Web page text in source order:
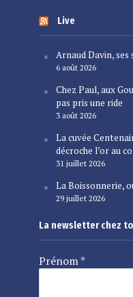
Live
Arnaud Davin, ses
6 août 2026
Chez Paul, aux
pas pris une ride
3 août 2026
La cuvée
décroche l’or au
31 juillet 2026
La Boissonnerie,
29 juillet 2026
La newsletter chez
Prénom*